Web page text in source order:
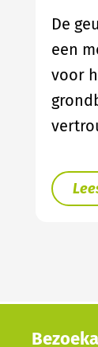
De
een
voor